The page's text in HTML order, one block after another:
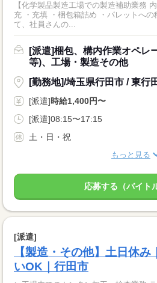
【化学製品製造工場での製造補助業務
充 ・充填 ・梱包箱詰め ・パレットへ
て、社員さんの...
[派遣]梱包、構内作業オペレ
等)、工場・製造その他
[勤務地]/埼玉県行田市 / 東行
[派遣]時給1,400円〜
[派遣]08:15〜17:15
土・日・祝
もっと見る
応募する（バイト
[派遣]
【製造・その他】土日休
いOK｜行田市